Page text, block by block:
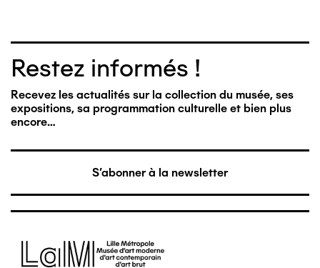
Restez informés !
Recevez les actualités sur la collection du musée, ses
expositions, sa programmation culturelle et bien plus
encore…
S'abonner à la newsletter
Image